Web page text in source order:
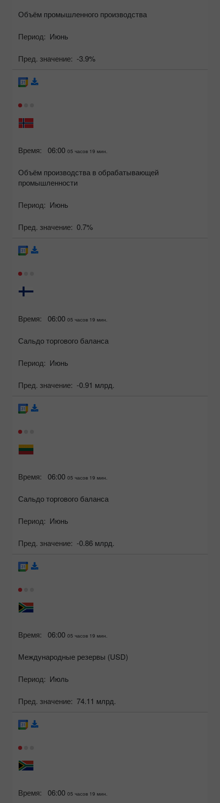
Объём промышленного производства
Период: Июнь
Пред. значение: -3.9%
Время: 06:00 05 часов 19 мин.
Объём производства в обрабатывающей
промышленности
Период: Июнь
Пред. значение: 0.7%
Время: 06:00 05 часов 19 мин.
Сальдо торгового баланса
Период: Июнь
Пред. значение: -0.91 млрд.
Время: 06:00 05 часов 19 мин.
Сальдо торгового баланса
Период: Июнь
Пред. значение: -0.86 млрд.
Время: 06:00 05 часов 19 мин.
Международные резервы (USD)
Период: Июль
Пред. значение: 74.11 млрд.
Время: 06:00 05 часов 19 мин.